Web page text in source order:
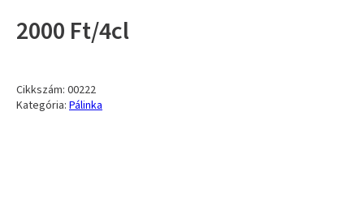
2000 Ft/4cl
Cikkszám: 00222
Kategória: Pálinka